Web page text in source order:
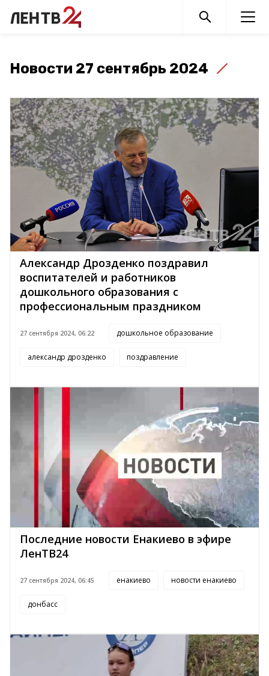
Новости 27 сентябрь 2024
Александр Дрозденко поздравил
воспитателей и работников
дошкольного образования с
профессиональным праздником
27 сентября 2024, 06:22 дошкольное образование
александр дрозденко поздравление
Последние новости Енакиево в эфире
ЛенТВ24
27 сентября 2024, 06:45 енакиево новости енакиево
донбасс